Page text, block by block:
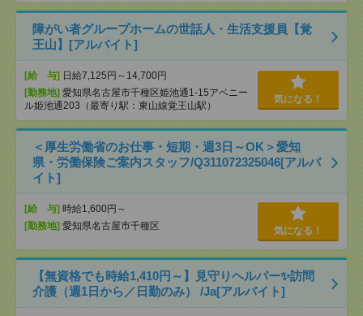
障がい者グループホームの世話人・生活支援員【覚
王山】[アルバイト]
[給 与] 日給7,125円～14,700円
[勤務地] 愛知県名古屋市千種区姫池通1-15アベニー
ル姫池通203（最寄り駅：東山線覚王山駅）
気になる！
＜厚生労働省のお仕事・短期・週3日～OK＞愛知
県・労働保険ご案内スタッフ/Q311072325046[アルバ
イト]
[給 与] 時給1,600円～
[勤務地] 愛知県名古屋市千種区 気になる！
【無資格でも時給1,410円～】見守りヘルパー✨訪問
介護（週1日から／日勤のみ） /Ja[アルバイト]